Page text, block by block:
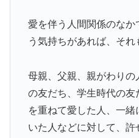
愛を伴う人間関係のな
う気持ちがあれば、それ
母親、父親、親がわり
の友だち、学生時代の友
を重ねて愛した人、一
いた人などに対して、許